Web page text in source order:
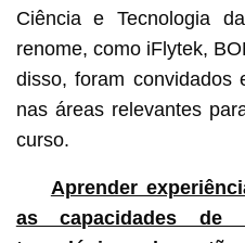
Ciência e Tecnologia
renome, como iFlytek,
disso, foram convidados
nas áreas relevantes
curso.
Aprender
as capacidades de